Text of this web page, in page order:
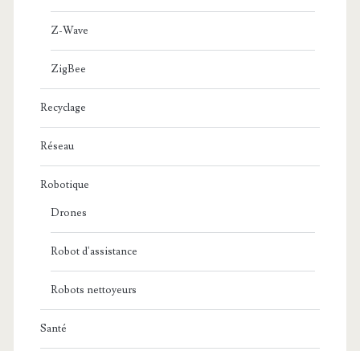
Z-Wave
ZigBee
Recyclage
Réseau
Robotique
Drones
Robot d'assistance
Robots nettoyeurs
Santé